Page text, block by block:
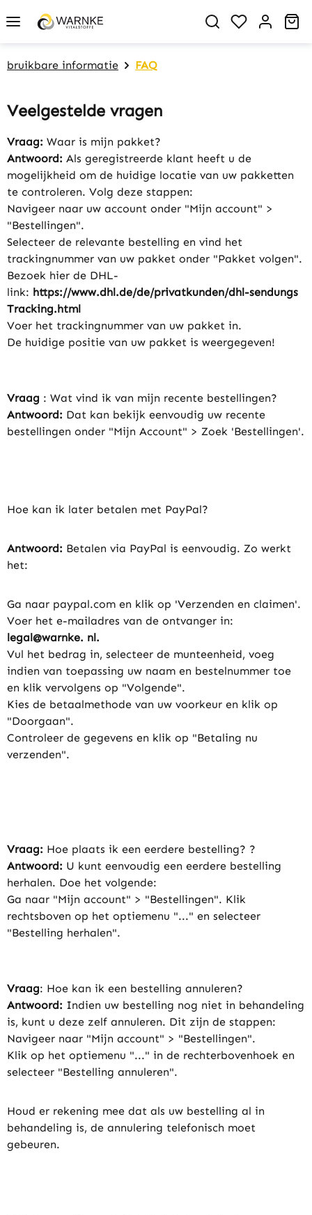
content You have 0
bruikbare informatie FAQ
Veelgestelde vragen
Vraag: Waar is mijn pakket?
Antwoord: Als geregistreerde klant heeft u de
mogelijkheid om de huidige locatie van uw pakketten
te controleren. Volg deze stappen:
Navigeer naar uw account onder "Mijn account" >
"Bestellingen".
Selecteer de relevante bestelling en vind het
trackingnummer van uw pakket onder "Pakket volgen".
Bezoek hier de DHL-
link: https://www.dhl.de/de/privatkunden/dhl-sendungs ​​
Tracking.html
Voer het trackingnummer van uw pakket in.
De huidige positie van uw pakket is weergegeven!
Vraag : Wat vind ik van mijn recente bestellingen?
Antwoord: Dat kan bekijk eenvoudig uw recente
bestellingen onder "Mijn Account" > Zoek 'Bestellingen'.
Hoe kan ik later betalen met PayPal?
Antwoord: Betalen via PayPal is eenvoudig. Zo werkt
het:
Ga naar paypal.com en klik op 'Verzenden en claimen'.
Voer het e-mailadres van de ontvanger in:
legal@warnke. nl.
Vul het bedrag in, selecteer de munteenheid, voeg
indien van toepassing uw naam en bestelnummer toe
en klik vervolgens op "Volgende".
Kies de betaalmethode van uw voorkeur en klik op
"Doorgaan".
Controleer de gegevens en klik op "Betaling nu
verzenden".
Vraag: Hoe plaats ik een eerdere bestelling? ?
Antwoord: U kunt eenvoudig een eerdere bestelling
herhalen. Doe het volgende:
Ga naar "Mijn account" > "Bestellingen". Klik
rechtsboven op het optiemenu "..." en selecteer
"Bestelling herhalen".
Vraag: Hoe kan ik een bestelling annuleren?
Antwoord: Indien uw bestelling nog niet in behandeling
is, kunt u deze zelf annuleren. Dit zijn de stappen:
Navigeer naar "Mijn account" > "Bestellingen".
Klik op het optiemenu "..." in de rechterbovenhoek en
selecteer "Bestelling annuleren".
Houd er rekening mee dat als uw bestelling al in
behandeling is, de annulering telefonisch moet
gebeuren.